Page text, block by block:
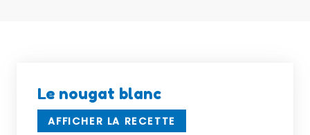
Le nougat blanc
AFFICHER LA RECETTE